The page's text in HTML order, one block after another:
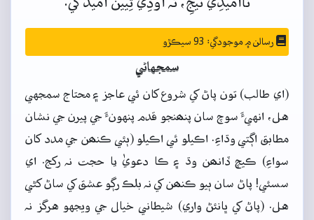
رسالن ۾ موجودگي: 93 سيڪڙو
سمجهاڻي
(اي طالب) تون پاڻ کي شروع کان ئي عاجز ۽ محتاج سمجهي
هل، انهيءَ سوچ سان پنھنجو قدم پنهونءَ جي پيرن جي نشان
مطابق اڳتي وڌاءِ. اڪيلو ئي اڪيلو (ٻئي ڪنھن جي مدد کان
سواءِ) ڪيچ ڏانھن وڌ ۽ ڪا دعويٰ يا حجت نہ رکج. اي
سسئي! پاڻ سان ٻيو ڪنھن کي نہ بلڪ رڳو عشق کي ساڻ کڻي
هل. (پاڻ کي ڀانئڻ واري) شيطاني خيال جي ويجهو هرگز نہ